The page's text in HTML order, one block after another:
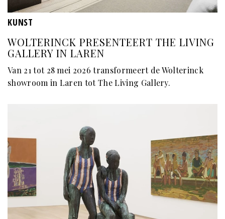
KUNST
WOLTERINCK PRESENTEERT THE LIVING
GALLERY IN LAREN
Van 21 tot 28 mei 2026 transformeert de Wolterinck
showroom in Laren tot The Living Gallery.